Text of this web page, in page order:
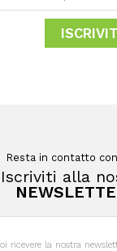
Resta in contatto
Iscriviti alla